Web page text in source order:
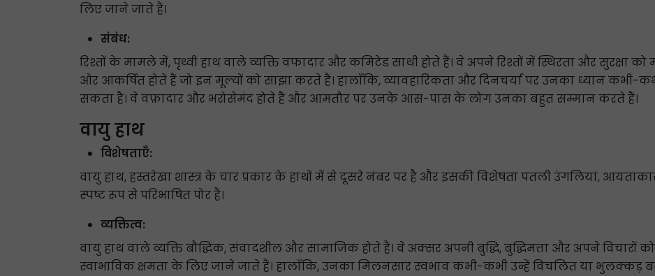
लिए जाने जाते हैं।
संबंध:
रिश्तों के मामले में, पृथ्वी हाथ वाले व्यक्ति वफादार और कमिटेड साथी होते हैं। वे अपने रिश्तों में स्थिरता और सुरक्षा
ओर आकर्षित होते हैं जो इन मूल्यों को साझा करते हैं। हालाँकि, व्यावहारिकता और दिनचर्या पर उनका ध्यान कभी-
सकता है। वे वफ़ादार और भरोसेमंद होते हैं और आमतौर पर उनके आस-पास के लोग उनका बहुत सम्मान करते हैं।
वायु हाथ
विशेषताएँ:
वायु हाथ, हस्तरेखा शास्त्र के चार प्रकार के हाथों में से दूसरे नंबर पर है और इसकी विशेषता पतली उंगलियां,
स्पष्ट रूप से परिभाषित पोर हैं।
व्यक्तित्व:
वायु हाथ वाले व्यक्ति बौद्धिक, संवादशील और सामाजिक होते हैं। वे अक्सर अपनी बुद्धि, बुद्धिमत्ता और अपने विचारों
स्वाभाविक क्षमता के लिए जाने जाते हैं। हालाँकि, उनका मिलनसार स्वभाव कभी-कभी उन्हें विचलित या भुलक्कड़